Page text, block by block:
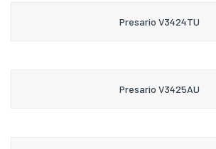
Presario V3424TU
Presario V3425AU